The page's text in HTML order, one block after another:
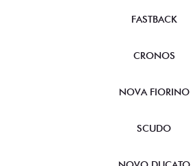
FASTBACK
CRONOS
NOVA FIORINO
SCUDO